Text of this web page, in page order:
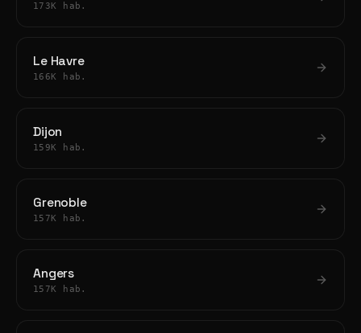
173K hab.
Le Havre
166K hab.
Dijon
159K hab.
Grenoble
157K hab.
Angers
157K hab.